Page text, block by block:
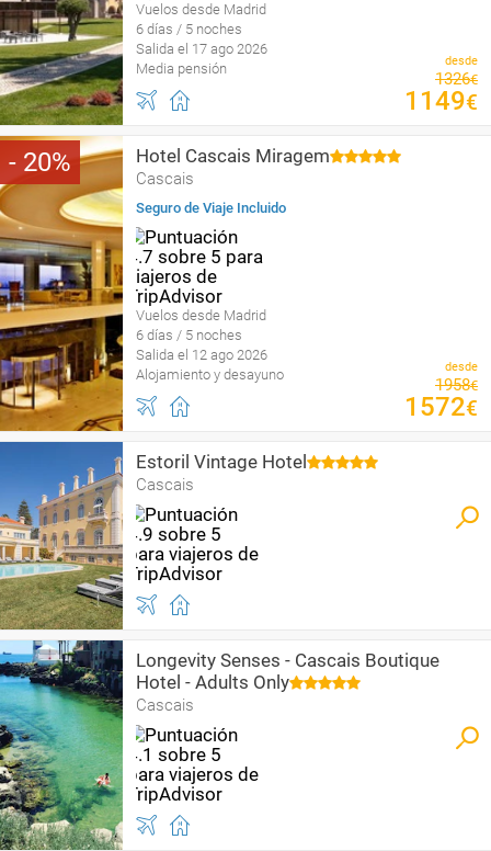
Vuelos desde Madrid
6 días / 5 noches
Salida el 17 ago 2026
Media pensión
desde
1326€
1149€
20 Hotel Cascais Miragem
Cascais
Seguro de Viaje Incluido
Vuelos desde Madrid
6 días / 5 noches
Salida el 12 ago 2026
Alojamiento y desayuno
desde
1958€
1572€
Estoril Vintage Hotel
Cascais
Longevity Senses - Cascais Boutique
Hotel - Adults Only
Cascais